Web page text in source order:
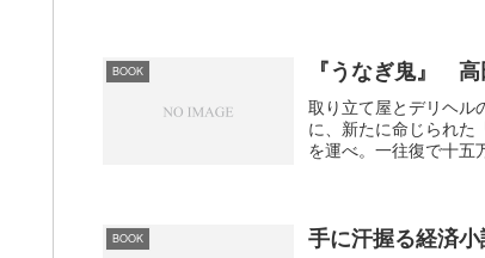
BOOK 『うなぎ鬼』
取り立て屋とデリヘル
に、新たに命じられた
を運べ。一往復で十五
BOOK 手に汗握る経済小